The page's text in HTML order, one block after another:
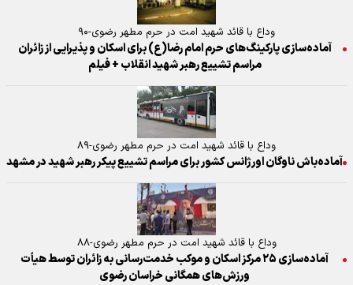
وداع با قائد شهید امت در حرم مطهر رضوی-۹۰
آماده‌سازی پارکینگ‌های حرم امام رضا(ع) برای اسکان و پذیرایی از زائران
مراسم تشییع رهبر شهید انقلاب + فیلم
وداع با قائد شهید امت در حرم مطهر رضوی-۸۹
آماده‌باش ناوگان اورژانس کشور برای مراسم تشییع پیکر رهبر شهید در مشهد
وداع با قائد شهید امت در حرم مطهر رضوی-۸۸
آماده‌سازی ۲۵ مرکز اسکان و موکب خدمت‌رسانی به زائران توسط هیأت
ورزش‌های همگانی خراسان رضوی